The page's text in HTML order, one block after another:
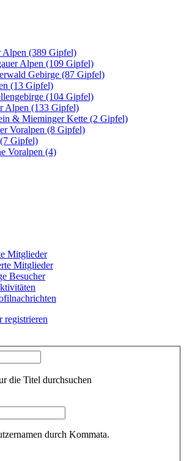
Alpen (389 Gipfel)
Alpen (109 Gipfel)
Gebirge (87 Gipfel)
(13 Gipfel)
(104 Gipfel)
Alpen (133 Gipfel)
& Mieminger Kette (2 Gipfel)
Voralpen (8 Gipfel)
Gipfel)
Voralpen (4)
Mitglieder
Mitglieder
Besucher
registrieren
die Titel durchsuchen
durch Kommata.